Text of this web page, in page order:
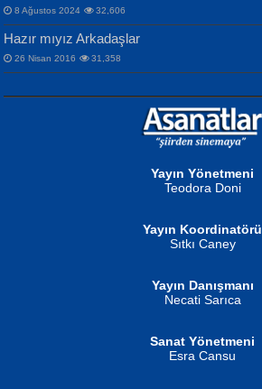
NURAN KÖSE BAYDAR
Ben Deniz Değilim ki...
8 Ağustos 2024 32,606
Hazır mıyız Arkadaşlar
26 Nisan 2016 31,358
Yayın Yönetmeni
Teodora Doni
Yayın Koordinatörü
Sıtkı Caney
Yayın Danışmanı
Necati Sarıca
Sanat Yönetmeni
Esra Cansu